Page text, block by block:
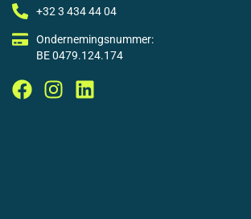
+32 3 434 44 04
Ondernemingsnummer:
BE 0479.124.174